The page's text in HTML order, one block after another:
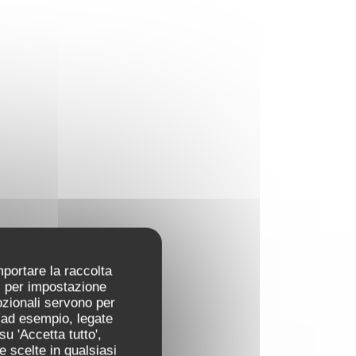
la raccolta
impostazione
servono per
esempio, legate
'Accetta tutto',
scelte in qualsiasi